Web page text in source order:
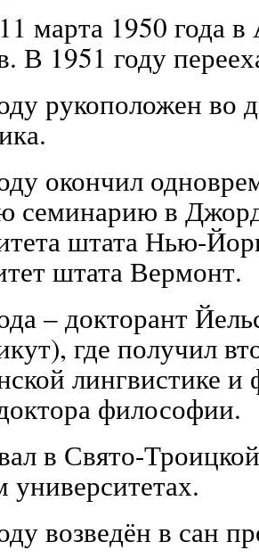
марта 1950 года
В 1951 году
рукоположен во
окончил
семинарию в
штата Нью-
штата Вермонт.
– докторант
где получил
лингвистике
философии.
в Свято-
университетах.
возведён в сан